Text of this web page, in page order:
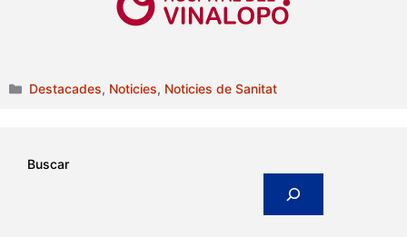
Categories
Destacades, Noticies, Noticies de Sanitat
Buscar